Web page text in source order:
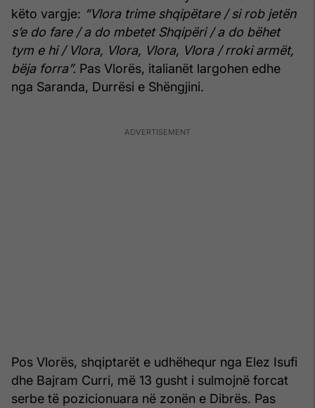
këto vargje: “Vlora trime shqipëtare / si rob jetën
s’e do fare / a do mbetet Shqipëri / a do bëhet
tym e hi / Vlora, Vlora, Vlora, Vlora / rroki armët,
bëja forra”. Pas Vlorës, italianët largohen edhe
nga Saranda, Durrësi e Shëngjini.
Pos Vlorës, shqiptarët e udhëhequr nga Elez Isufi
dhe Bajram Curri, më 13 gusht i sulmojnë forcat
serbe të pozicionuara në zonën e Dibrës. Pas